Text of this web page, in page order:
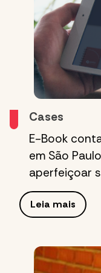
Cases
E-Book
em São
aperfeiçoar
Leia mais